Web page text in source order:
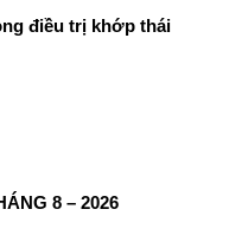
điều trị khớp thái
8 – 2026